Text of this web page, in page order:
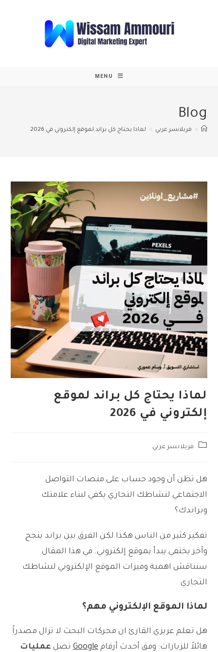
MENU
Blog
> فريلانسر عربي > لماذا يحتاج كل براند لموقع إلكتروني في 2026
لماذا يحتاج كل براند لموقع
إلكتروني في 2026
Post فريلانسر عربي
هل تظن أن وجود حساب على منصات التواصل
الاجتماعي لنشاطك التجاري يكفي لبناء علامتك
وبراندك؟
تفكير كثير من الناس هكذا لكن الفرق بين براند ينجح
وآخر يختفي يبدأ بموقع إلكتروني. في هذا المقال
سنناقش اهمية وميزات الموقع الإلكتروني لنشاطك
التجاري
لماذا الموقع الإلكتروني مهم؟
هل تعلم عزيزي القارئ ان محركات البحث لا تزال مصدراً
هائلاً للزيارات: وفق أحدث أرقام Google تصل عمليات